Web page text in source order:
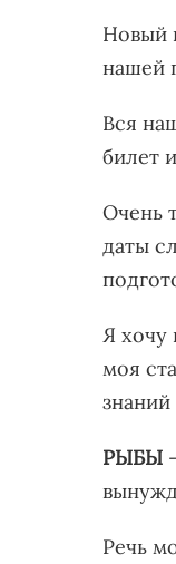
Новый
нашей
Вся
билет
Очень
даты
Я хочу
моя
РЫБЫ
Речь